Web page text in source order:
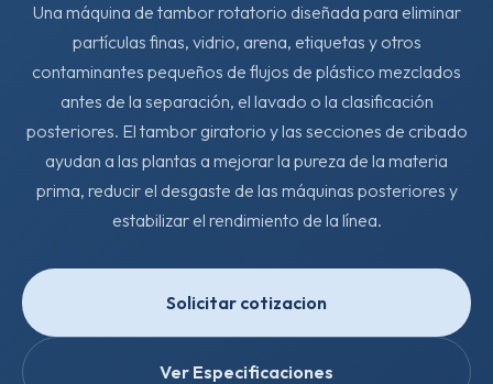
Una máquina de tambor rotatorio diseñada para eliminar
partículas finas, vidrio, arena, etiquetas y otros
contaminantes pequeños de flujos de plástico mezclados
antes de la separación, el lavado o la clasificación
posteriores. El tambor giratorio y las secciones de cribado
ayudan a las plantas a mejorar la pureza de la materia
prima, reducir el desgaste de las máquinas posteriores y
estabilizar el rendimiento de la línea.
Solicitar cotizacion
Ver Especificaciones